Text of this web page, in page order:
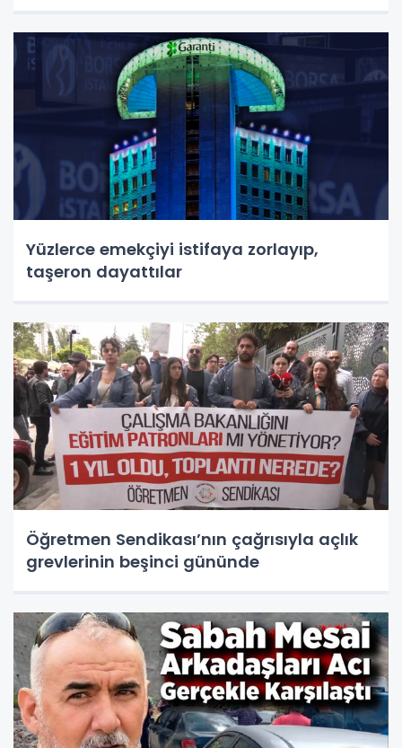
Yüzlerce emekçiyi istifaya zorlayıp,
taşeron dayattılar
Öğretmen Sendikası’nın çağrısıyla açlık
grevlerinin beşinci gününde